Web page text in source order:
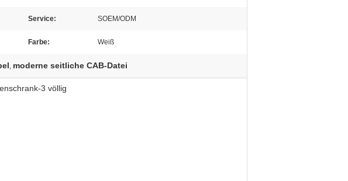
Service: SOEM/ODM
Farbe: Weiß
, moderne seitliche CAB-Datei
3 völlig